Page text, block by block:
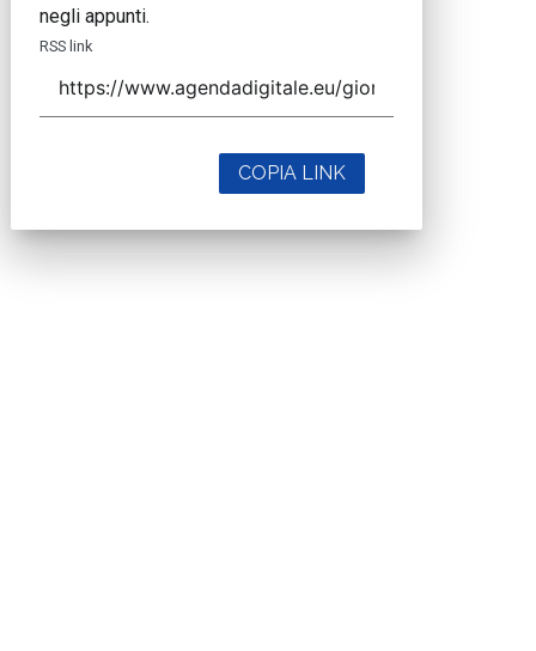
negli appunti.
RSS link
COPIA LINK